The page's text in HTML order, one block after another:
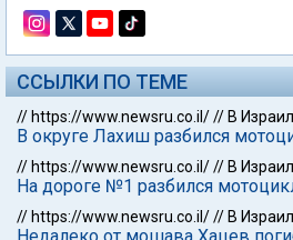
ССЫЛКИ ПО ТЕМЕ
// https://www.newsru.co.il/// В
В округе Лахиш разбился
// https://www.newsru.co.il/// В
На дороге №1 разбился
// https://www.newsru.co.il/// В